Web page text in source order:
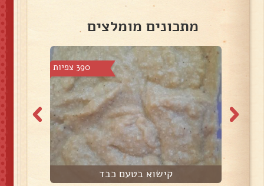
מתכונים מומלצים
390 צפיות
קישוא בטעם כבד